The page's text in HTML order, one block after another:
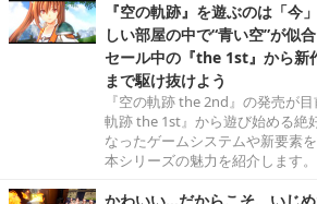
『空の軌跡』を遊ぶのは「今
しい部屋の中で“青い空”が似
セール中の『the 1st』から新
まで駆け抜けよう
『空の軌跡 the 2nd』の発売が
軌跡 the 1st』から遊び始める絶
なったゲームシステムや新要素
本シリーズの魅力を紹介します。